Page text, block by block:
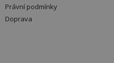
Právní podmínky
Doprava